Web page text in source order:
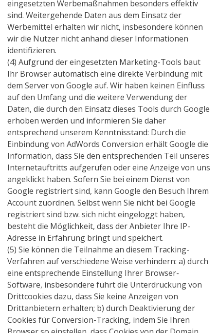
eingesetzten Werbemaßnahmen besonders effektiv
sind. Weitergehende Daten aus dem Einsatz der
Werbemittel erhalten wir nicht, insbesondere können
wir die Nutzer nicht anhand dieser Informationen
identifizieren.
(4) Aufgrund der eingesetzten Marketing-Tools baut
Ihr Browser automatisch eine direkte Verbindung mit
dem Server von Google auf. Wir haben keinen Einfluss
auf den Umfang und die weitere Verwendung der
Daten, die durch den Einsatz dieses Tools durch Google
erhoben werden und informieren Sie daher
entsprechend unserem Kenntnisstand: Durch die
Einbindung von AdWords Conversion erhält Google die
Information, dass Sie den entsprechenden Teil unseres
Internetauftritts aufgerufen oder eine Anzeige von uns
angeklickt haben. Sofern Sie bei einem Dienst von
Google registriert sind, kann Google den Besuch Ihrem
Account zuordnen. Selbst wenn Sie nicht bei Google
registriert sind bzw. sich nicht eingeloggt haben,
besteht die Möglichkeit, dass der Anbieter Ihre IP-
Adresse in Erfahrung bringt und speichert.
(5) Sie können die Teilnahme an diesem Tracking-
Verfahren auf verschiedene Weise verhindern: a) durch
eine entsprechende Einstellung Ihrer Browser-
Software, insbesondere führt die Unterdrückung von
Drittcookies dazu, dass Sie keine Anzeigen von
Drittanbietern erhalten; b) durch Deaktivierung der
Cookies für Conversion-Tracking, indem Sie Ihren